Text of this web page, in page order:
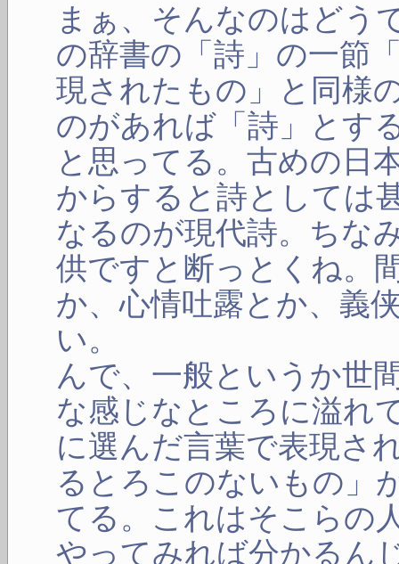
まぁ、そんなのはどう
の辞書の「詩」の一節
現されたもの」と同様
のがあれば「詩」とす
と思ってる。古めの日
からすると詩としては
なるのが現代詩。ちな
供ですと断っとくね。
か、心情吐露とか、義
い。
んで、一般というか世
な感じなところに溢れ
に選んだ言葉で表現さ
るとろこのないもの」
てる。これはそこらの
やってみれば分かるん